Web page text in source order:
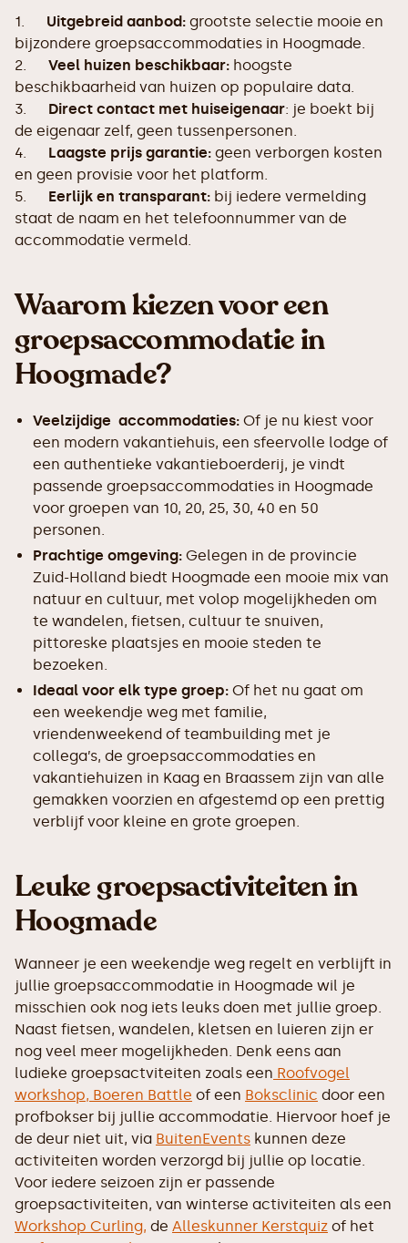
1. Uitgebreid aanbod: grootste selectie mooie en
bijzondere groepsaccommodaties in Hoogmade.
2. Veel huizen beschikbaar: hoogste
beschikbaarheid van huizen op populaire data.
3. Direct contact met huiseigenaar: je boekt bij
de eigenaar zelf, geen tussenpersonen.
4. Laagste prijs garantie: geen verborgen kosten
en geen provisie voor het platform.
5. Eerlijk en transparant: bij iedere vermelding
staat de naam en het telefoonnummer van de
accommodatie vermeld.
Waarom kiezen voor een
groepsaccommodatie in
Hoogmade?
Veelzijdige accommodaties: Of je nu kiest voor
een modern vakantiehuis, een sfeervolle lodge of
een authentieke vakantieboerderij, je vindt
passende groepsaccommodaties in Hoogmade
voor groepen van 10, 20, 25, 30, 40 en 50
personen.
Prachtige omgeving: Gelegen in de provincie
Zuid-Holland biedt Hoogmade een mooie mix van
natuur en cultuur, met volop mogelijkheden om
te wandelen, fietsen, cultuur te snuiven,
pittoreske plaatsjes en mooie steden te
bezoeken.
Ideaal voor elk type groep: Of het nu gaat om
een weekendje weg met familie,
vriendenweekend of teambuilding met je
collega’s, de groepsaccommodaties en
vakantiehuizen in Kaag en Braassem zijn van alle
gemakken voorzien en afgestemd op een prettig
verblijf voor kleine en grote groepen.
Leuke groepsactiviteiten in
Hoogmade
Wanneer je een weekendje weg regelt en verblijft in
jullie groepsaccommodatie in Hoogmade wil je
misschien ook nog iets leuks doen met jullie groep.
Naast fietsen, wandelen, kletsen en luieren zijn er
nog veel meer mogelijkheden. Denk eens aan
ludieke groepsactviteiten zoals een Roofvogel
workshop, Boeren Battle of een Boksclinic door een
profbokser bij jullie accommodatie. Hiervoor hoef je
de deur niet uit, via BuitenEvents kunnen deze
activiteiten worden verzorgd bij jullie op locatie.
Voor iedere seizoen zijn er passende
groepsactiviteiten, van winterse activiteiten als een
Workshop Curling, de Alleskunner Kerstquiz of het